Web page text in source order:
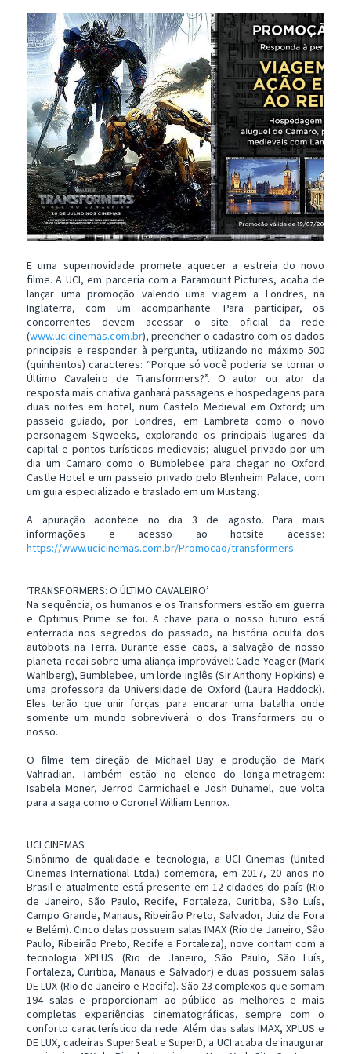
E uma supernovidade promete aquecer a estreia do novo
filme. A UCI, em parceria com a Paramount Pictures, acaba de
lançar uma promoção valendo uma viagem a Londres, na
Inglaterra, com um acompanhante. Para participar, os
concorrentes devem acessar o site oficial da rede
(www.ucicinemas.com.br), preencher o cadastro com os dados
principais e responder à pergunta, utilizando no máximo 500
(quinhentos) caracteres: “Porque só você poderia se tornar o
Último Cavaleiro de Transformers?”. O autor ou ator da
resposta mais criativa ganhará passagens e hospedagens para
duas noites em hotel, num Castelo Medieval em Oxford; um
passeio guiado, por Londres, em Lambreta como o novo
personagem Sqweeks, explorando os principais lugares da
capital e pontos turísticos medievais; aluguel privado por um
dia um Camaro como o Bumblebee para chegar no Oxford
Castle Hotel e um passeio privado pelo Blenheim Palace, com
um guia especializado e traslado em um Mustang.
A apuração acontece no dia 3 de agosto. Para mais
informações e acesso ao hotsite acesse:
https://www.ucicinemas.com.br/Promocao/transformers
‘TRANSFORMERS: O ÚLTIMO CAVALEIRO’
Na sequência, os humanos e os Transformers estão em guerra
e Optimus Prime se foi. A chave para o nosso futuro está
enterrada nos segredos do passado, na história oculta dos
autobots na Terra. Durante esse caos, a salvação de nosso
planeta recai sobre uma aliança improvável: Cade Yeager (Mark
Wahlberg), Bumblebee, um lorde inglês (Sir Anthony Hopkins) e
uma professora da Universidade de Oxford (Laura Haddock).
Eles terão que unir forças para encarar uma batalha onde
somente um mundo sobreviverá: o dos Transformers ou o
nosso.
O filme tem direção de Michael Bay e produção de Mark
Vahradian. Também estão no elenco do longa-metragem:
Isabela Moner, Jerrod Carmichael e Josh Duhamel, que volta
para a saga como o Coronel William Lennox.
UCI CINEMAS
Sinônimo de qualidade e tecnologia, a UCI Cinemas (United
Cinemas International Ltda.) comemora, em 2017, 20 anos no
Brasil e atualmente está presente em 12 cidades do país (Rio
de Janeiro, São Paulo, Recife, Fortaleza, Curitiba, São Luís,
Campo Grande, Manaus, Ribeirão Preto, Salvador, Juiz de Fora
e Belém). Cinco delas possuem salas IMAX (Rio de Janeiro, São
Paulo, Ribeirão Preto, Recife e Fortaleza), nove contam com a
tecnologia XPLUS (Rio de Janeiro, São Paulo, São Luís,
Fortaleza, Curitiba, Manaus e Salvador) e duas possuem salas
DE LUX (Rio de Janeiro e Recife). São 23 complexos que somam
194 salas e proporcionam ao público as melhores e mais
completas experiências cinematográficas, sempre com o
conforto característico da rede. Além das salas IMAX, XPLUS e
DE LUX, cadeiras SuperSeat e SuperD, a UCI acaba de inaugurar